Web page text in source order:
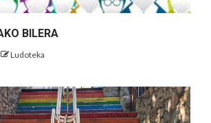
BILERA
Ludoteka